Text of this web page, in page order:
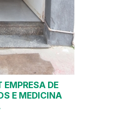
DE
E MEDICINA